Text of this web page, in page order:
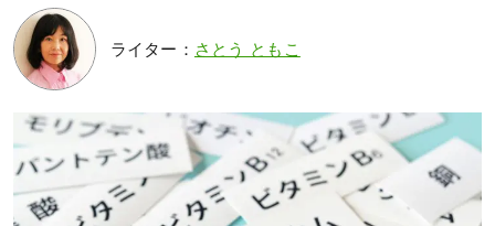
ライター： さとう ともこ